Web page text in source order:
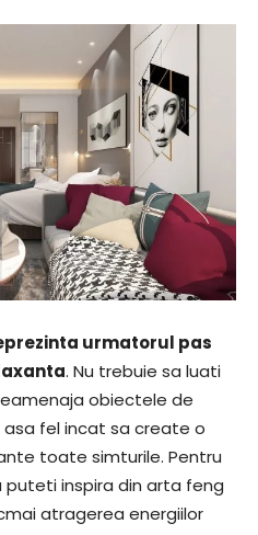
urmatorul pas
. Nu trebuie sa luati
obiectele de
asa fel incat sa create o
toate simturile. Pentru
inspira din arta feng
atragerea energiilor